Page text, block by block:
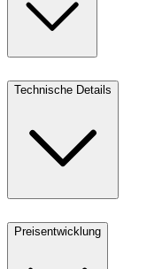
Technische Details
Preisentwicklung